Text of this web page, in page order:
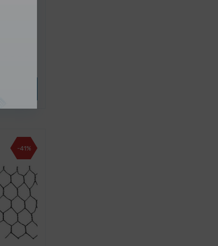
-41%